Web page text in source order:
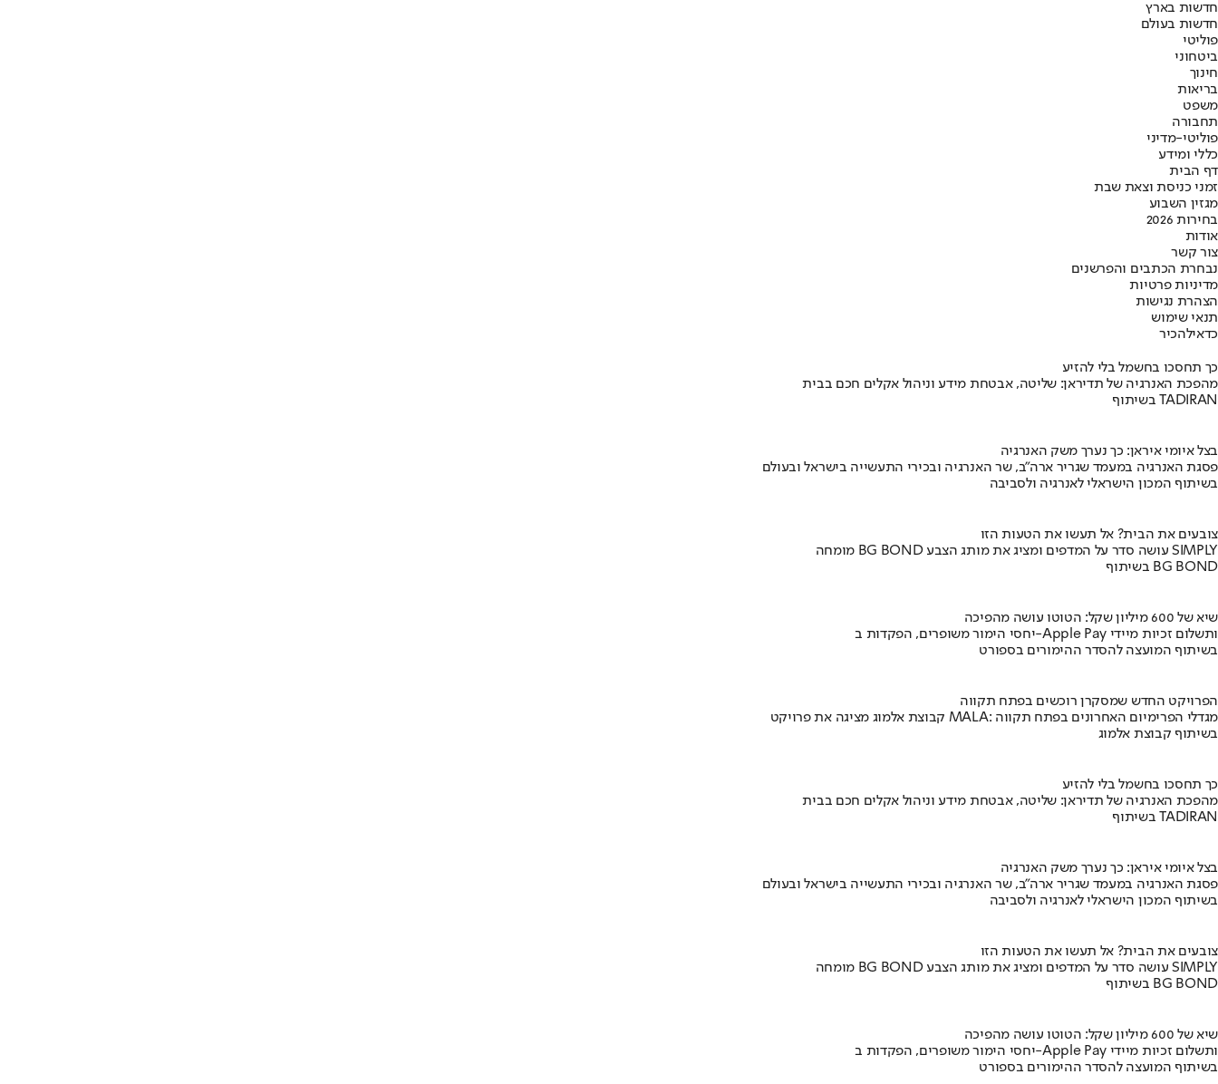
חדשות בארץ
חדשות בעולם
פוליטי
ביטחוני
חינוך
בריאות
משפט
תחבורה
פוליטי-מדיני
כללי ומידע
דף הבית
זמני כניסת וצאת שבת
מגזין השבוע
בחירות 2026
אודות
צור קשר
נבחרת הכתבים והפרשנים
מדיניות פרטיות
הצהרת נגישות
תנאי שימוש
כדאילהכיר
כך תחסכו בחשמל בלי להזיע
מהפכת האנרגיה של תדיראן: שליטה, אבטחת מידע וניהול אקלים חכם בבית
בשיתוף TADIRAN
בצל איומי איראן: כך נערך משק האנרגיה
פסגת האנרגיה במעמד שגריר ארה"ב, שר האנרגיה ובכירי התעשייה בישראל ובעולם
בשיתוף המכון הישראלי לאנרגיה ולסביבה
צובעים את הבית? אל תעשו את הטעות הזו
מומחה BG BOND עושה סדר על המדפים ומציג את מותג הצבע SIMPLY
בשיתוף BG BOND
שיא של 600 מיליון שקל: הטוטו עושה מהפיכה
יחסי הימור משופרים, הפקדות ב-Apple Pay ותשלום זכיות מיידי
בשיתוף המועצה להסדר ההימורים בספורט
הפרויקט החדש שמסקרן רוכשים בפתח תקווה
קבוצת אלמוג מציגה את פרויקט MALA: מגדלי הפרימיום האחרונים בפתח תקווה
בשיתוף קבוצת אלמוג
כך תחסכו בחשמל בלי להזיע
מהפכת האנרגיה של תדיראן: שליטה, אבטחת מידע וניהול אקלים חכם בבית
בשיתוף TADIRAN
בצל איומי איראן: כך נערך משק האנרגיה
פסגת האנרגיה במעמד שגריר ארה"ב, שר האנרגיה ובכירי התעשייה בישראל ובעולם
בשיתוף המכון הישראלי לאנרגיה ולסביבה
צובעים את הבית? אל תעשו את הטעות הזו
מומחה BG BOND עושה סדר על המדפים ומציג את מותג הצבע SIMPLY
בשיתוף BG BOND
שיא של 600 מיליון שקל: הטוטו עושה מהפיכה
יחסי הימור משופרים, הפקדות ב-Apple Pay ותשלום זכיות מיידי
בשיתוף המועצה להסדר ההימורים בספורט